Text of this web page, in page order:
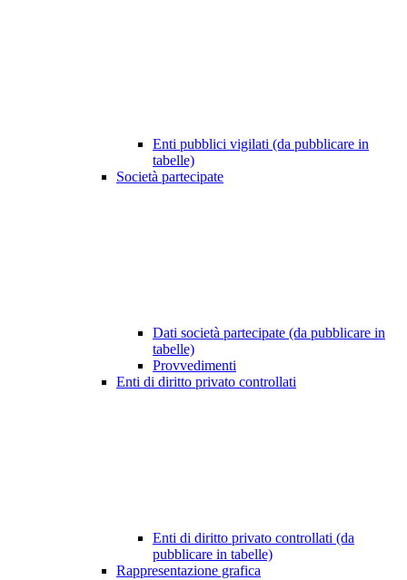
Enti pubblici vigilati (da pubblicare in
tabelle)
Società partecipate
Dati società partecipate (da pubblicare in
tabelle)
Provvedimenti
Enti di diritto privato controllati
Enti di diritto privato controllati (da
pubblicare in tabelle)
Rappresentazione grafica